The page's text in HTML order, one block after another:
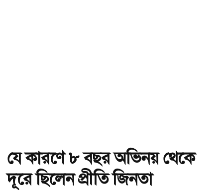
যে কারণে ৮ বছর অভিনয় থেকে
দূরে ছিলেন প্রীতি জিনতা